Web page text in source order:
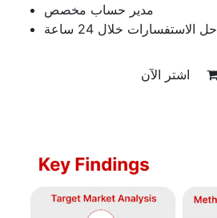
مدير حساب مخصص
حل الاستفسارات خلال 24 ساعة